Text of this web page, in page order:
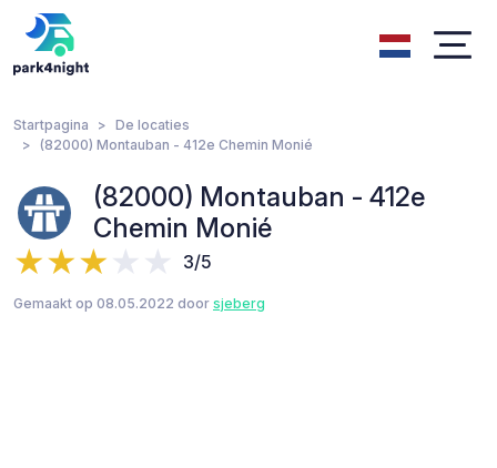
Startpagina
De locaties
(82000) Montauban - 412e Chemin Monié
(82000) Montauban - 412e
Chemin Monié
3/5
Gemaakt op 08.05.2022 door sjeberg